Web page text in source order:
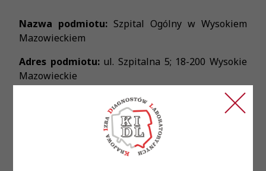
Nazwa podmiotu: Szpital Ogólny w Wysokiem
Mazowieckiem
Adres podmiotu: ul. Szpitalna 5; 18-200 Wysokie
Mazowieckie
Szpital Ogólny w Wysokiem Mazowieckiem
zatrudni na umowę o pracę diagnostę
laboratoryjnego z aktualnym PWZDL i